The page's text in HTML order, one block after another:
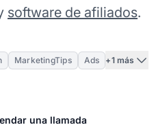
software de afiliados.
MarketingTips Ads +1 más
una llamada